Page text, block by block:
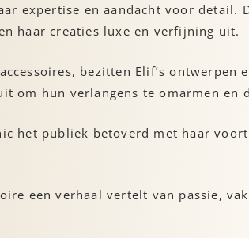
expertise en aandacht voor detail.
haar creaties luxe en verfijning uit.
bezitten Elif’s
om hun verlangens te omarmen en
het publiek betoverd met haar
een verhaal vertelt van passie,